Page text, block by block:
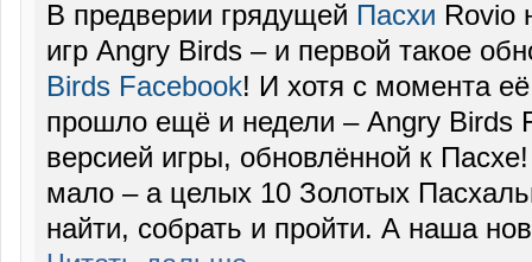
В предверии грядущей Пасхи Rovio
игр Angry Birds – и первой такое
Birds Facebook! И хотя с момента
прошло ещё и недели – Angry Birds
версией игры, обновлённой к
мало – а целых 10 Золотых
найти, собрать и пройти. А наша